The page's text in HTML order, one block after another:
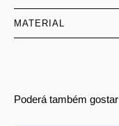
MATERIAL
Poderá também gostar